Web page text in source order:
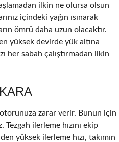
ilkin ne olursa olsun
içindeki yağın ısınarak
ömrü daha uzun olacaktır.
yüksek devirde yük altına
her sabah çalıştırmadan ilkin
zarar verir. Bunun için
ilerleme hızını ekip
yüksek ilerleme hızı, takımın